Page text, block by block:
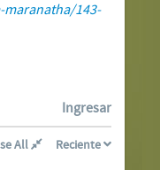
143-
Ingresar
Reciente
All